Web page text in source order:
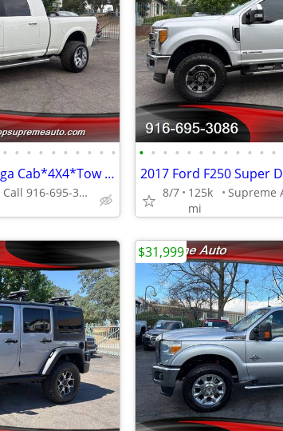
• • • • • • • • • •
2017 RAM 2500 Laramie Mega Cab*4X4*Tow Package*One Owner*Lifted*
Supreme Auto Call 916-695-3086 fair oaks
• • • • • • • • • • • •
8/7
125k
mi
$31,999